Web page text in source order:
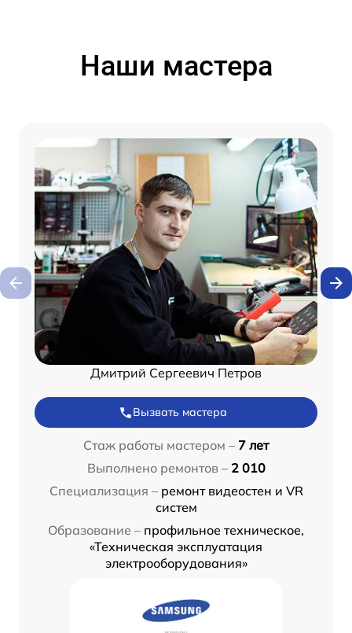
Наши мастера
Дмитрий Сергеевич Петров
Вызвать мастера
Стаж работы мастером – 7 лет
Выполнено ремонтов – 2 010
Специализация – ремонт видеостен и VR
систем
Образование – профильное техническое,
«Техническая эксплуатация
электрооборудования»